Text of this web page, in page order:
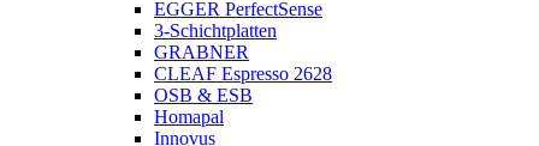
EGGER PerfectSense
3-Schichtplatten
GRABNER
CLEAF Espresso 2628
OSB & ESB
Homapal
Innovus